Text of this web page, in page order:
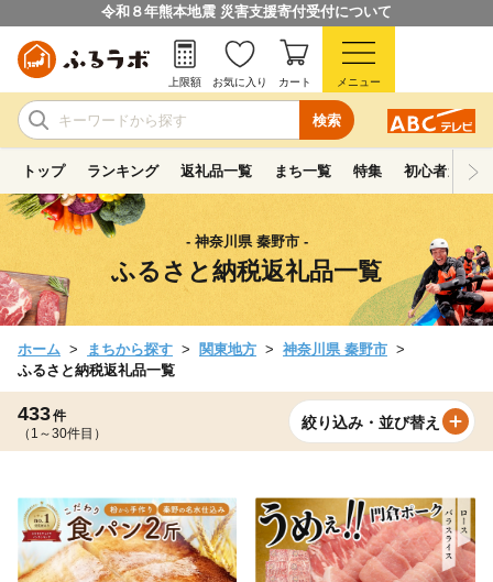
令和８年熊本地震 災害支援寄付受付について
検索
上限額 お気に入り カート メニュー
トップ ランキング 返礼品一覧 まち一覧 特集 初心者ガイド
- 神奈川県 秦野市 -
ふるさと納税返礼品一覧
ホーム まちから探す 関東地方
神奈川県 秦野市
ふるさと納税返礼品一覧
433件
（1～30件目）
絞り込み・並び替え